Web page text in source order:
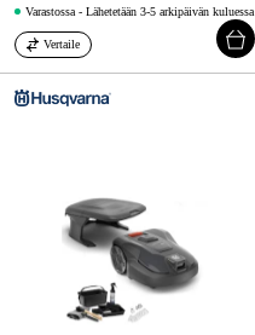
Varastossa - Lähetetään 3-5 arkipäivän kuluessa
Vertaile